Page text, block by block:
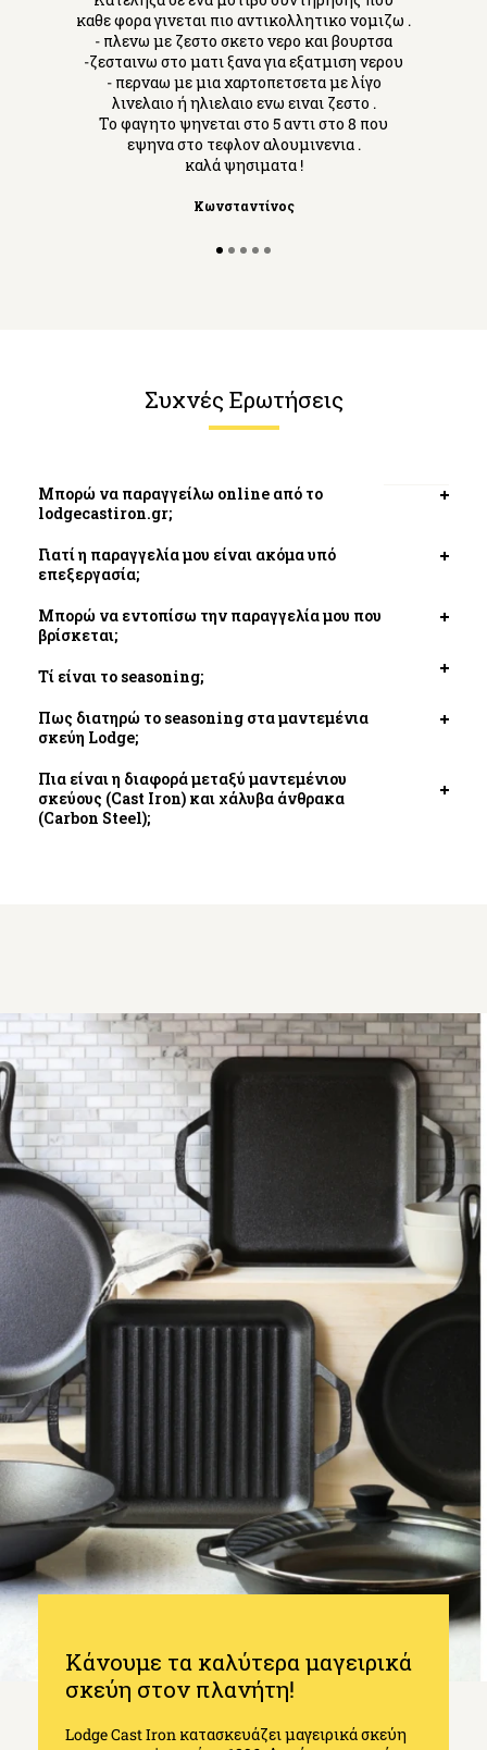
καθε φορα γινεται πιο αντικολλητικο νομιζω .
- πλενω με ζεστο σκετο νερο και βουρτσα
-ζεσταινω στο ματι ξανα για εξατμιση νερου
- περναω με μια χαρτοπετσετα με λίγο
λινελαιο ή ηλιελαιο ενω ειναι ζεστο .
Το φαγητο ψηνεται στο 5 αντι στο 8 που
εψηνα στο τεφλον αλουμινενια .
καλά ψησιματα !
Κωνσταντίνος
Συχνές Ερωτήσεις
Μπορώ να παραγγείλω online από το
lodgecastiron.gr;
Γιατί η παραγγελία μου είναι ακόμα υπό
επεξεργασία;
Μπορώ να εντοπίσω την παραγγελία μου που
βρίσκεται;
tab
Τί είναι το seasoning;
tab
Πως διατηρώ το seasoning στα μαντεμένια
σκεύη Lodge;
Πια είναι η διαφορά μεταξύ μαντεμένιου
σκεύους (Cast Iron) και χάλυβα άνθρακα
(Carbon Steel);
Κάνουμε τα καλύτερα μαγειρικά
σκεύη στον πλανήτη!
Lodge Cast Iron κατασκευάζει μαγειρικά σκεύη